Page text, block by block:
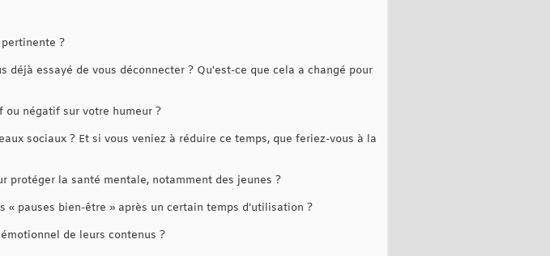
?
déjà essayé de vous déconnecter ? Qu'est-ce que cela a changé pour
ou négatif sur votre humeur ?
sociaux ? Et si vous veniez à réduire ce temps, que feriez-vous à la
protéger la santé mentale, notamment des jeunes ?
pauses bien-être » après un certain temps d’utilisation ?
de leurs contenus ?